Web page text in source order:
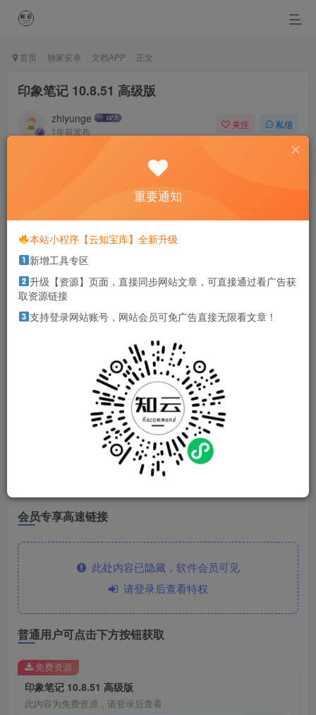
首页 独家安卓 文档APP 正文
印象笔记 10.8.51 高级版
zhiyunge
1年前发布
关注 私信
As long as there s tomorrow, today s always the startng
lne.
本站部分资源打包为压缩包以方便分享，涉及较多
解压密码，如果你下载的资源需要解压密码，请点
击解压密码查看
软件简介
好用的在线文档、文字记录软件
需要登录使用，登录就是会员，不过部分涉及服务器的功能
会员专享高速链接
此处内容已隐藏，软件会员可见
请登录后查看特权
普通用户可点击下方按钮获取
印象笔记 10.8.51 高级版
此内容为免费资源，请登录后查看
免费资源
重要通知
本站小程序【云知宝库】全新升级
新增工具专区
升级【资源】页面，直接同步网站文章，可直接通过看广告获
取资源链接
支持登录网站账号，网站会员可免广告直接无限看文章！